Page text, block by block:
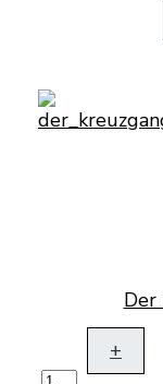
Der
+